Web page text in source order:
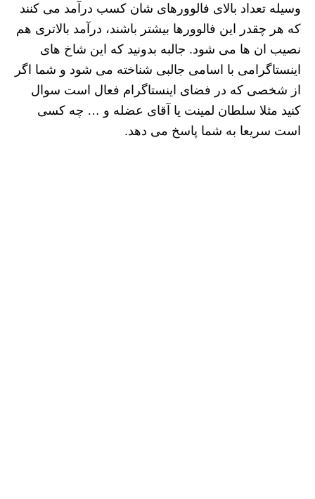
وسیله تعداد بالای فالوورهای شان کسب درآمد می کنند
که هر چقدر این فالوورها بیشتر باشند، درآمد بالاتری هم
نصیب ان ها می شود. جالبه بدونید که این شاخ های
اینستاگرامی با اسامی جالبی شناخته می شود و شما اگر
از شخصی که در فضای اینستاگرام فعال است سوال
کنید مثلا سلطان لمینت یا آقای عضله و … چه کسی
است سریعا به شما پاسخ می دهد.